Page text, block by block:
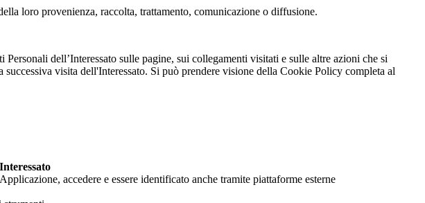
loro provenienza, raccolta, trattamento, comunicazione o diffusione.
dell’Interessato sulle pagine, sui collegamenti visitati e sulle altre azioni che si
visita dell'Interessato. Si può prendere visione della Cookie Policy completa al
accedere e essere identificato anche tramite piattaforme esterne